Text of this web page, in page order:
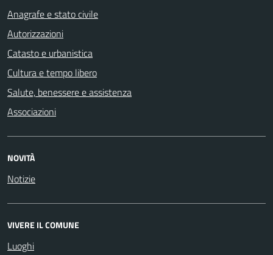
Anagrafe e stato civile
Autorizzazioni
Catasto e urbanistica
Cultura e tempo libero
Salute, benessere e assistenza
Associazioni
NOVITÀ
Notizie
VIVERE IL COMUNE
Luoghi